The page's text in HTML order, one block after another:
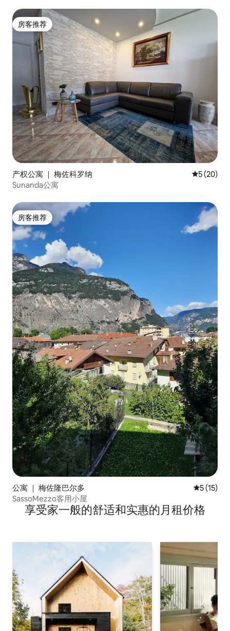
房客推荐
房客推荐
产权公寓 ｜ 梅佐科罗纳 平均评分
5 (20)
Sunanda公寓
房客推荐
房客推荐
公寓 ｜ 梅佐隆巴尔多 平均评分
5 (15)
SassoMezzo客用小屋
享受家一般的舒适和实惠的月租价格